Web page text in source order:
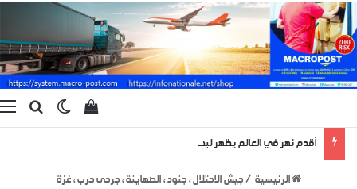
بحثالوضع
إستعراض سلة
أقدم نهر في العالم يظهر لبضعة أيام منذ 400 مليون سنة !
الرئيسية / جيش الاحتلال ، جنود ، الصهاينة ، جرحى حرب ، غزة